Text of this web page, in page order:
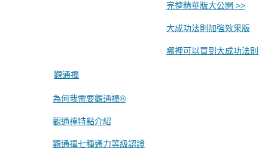
完整精華版大公開 >>
大成功法則加強效果版
哪裡可以買到大成功法則
觀通禪
為何我需要觀通禪®
觀通禪特點介紹
觀通禪七種通力等級認證